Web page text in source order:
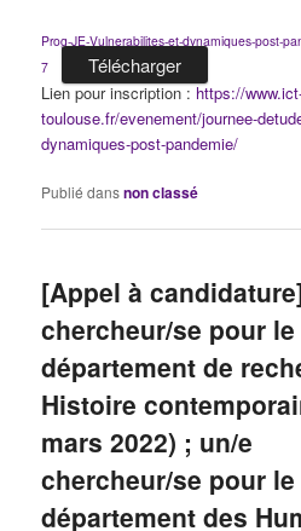
Prog-JE-Vulnerabilites-et-dynamiques-post-
7
Télécharger
Lien pour inscription :https://
toulouse.fr/evenement/journee-
dynamiques-post-pandemie/
Publié dansnon classé
[Appel à
chercheur/se pour le
département de
Histoire
mars 2022) ; un/e
chercheur/se pour le
département des